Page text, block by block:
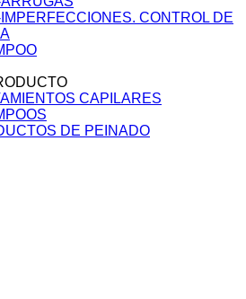
CONTROL DE
CAPILARES
DE PEINADO